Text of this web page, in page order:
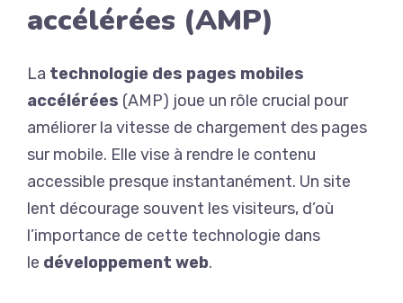
accélérées (AMP)
La technologie des pages mobiles
accélérées (AMP) joue un rôle crucial pour
améliorer la vitesse de chargement des pages
sur mobile. Elle vise à rendre le contenu
accessible presque instantanément. Un site
lent décourage souvent les visiteurs, d’où
l’importance de cette technologie dans
le développement web.